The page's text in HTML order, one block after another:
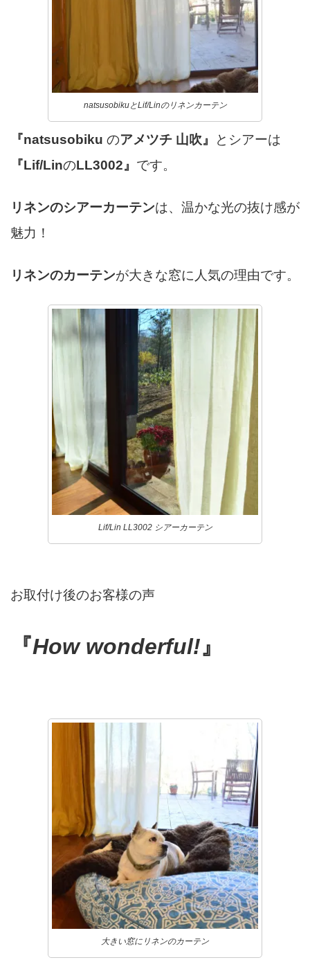
natsusobikuとLif/Linのリネンカーテン
『natsusobiku のアメツチ 山吹』
とシアーは
『Lif/LinのLL3002』 です。
リネンのシアーカーテンは、温かな光の抜け感が
魅力！
リネンのカーテンが大きな窓に人気の理由です。
Lif/Lin LL3002 シアーカーテン
お取付け後のお客様の声
『How wonderful!』
大きい窓にリネンのカーテン